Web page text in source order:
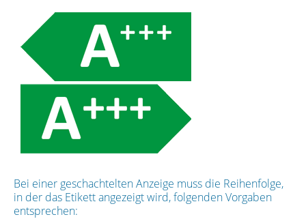
Bei einer geschachtelten Anzeige muss die Reihenfolge,
in der das Etikett angezeigt wird, folgenden Vorgaben
entsprechen: